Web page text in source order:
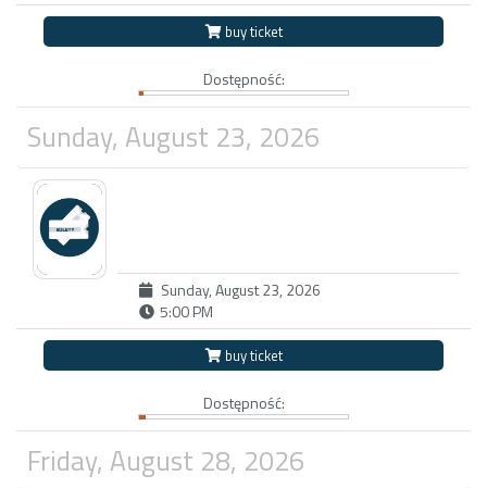
buy ticket
Dostępność:
Sunday, August 23, 2026
Sunday, August 23, 2026
5:00 PM
buy ticket
Dostępność:
Friday, August 28, 2026